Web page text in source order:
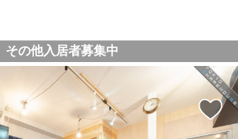
その他入居者募集中